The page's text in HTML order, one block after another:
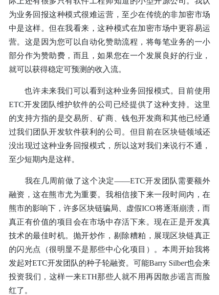
为业务回报这种模式很难运营，至少在传统的非加密市场
中是这样。但在我看来，这种模式在加密市场中更容易运
营。这是因为您可以自动化赞助流程，将每笔业务的一小
部分作为赞助费，而且，如果您在一个发展良好的行业，
就可以获得稳定可预测的收入流。
也许未来我们可以看到这种业务回报模式。目前使用
ETC开发团队维护软件的公司已经提供了这种支持。这里
的支持方指的是交易所、矿商、钱包开发商和其他已经通
过我们团队开发软件获利的公司。但目前在区块链领域还
没出现过这种业务回报模式，所以这对我们来说行不通，
至少短期内是这样。
我在几周前做了这个决定——ETC开发团队需要额外
融资，这在熊市尤为重要。我相信接下来一段时间内，在
熊市的影响下，许多区块链骗局、虚假ICO将逐渐崩溃，而
真正有价值的项目会在市场中存活下来。现在正是开发真
技术的最佳时机。抛开炒作，剔除糟粕，展现区块链真正
的闪光点（很明显不是那些中心化项目）。本周开始我将
发起对ETC开发团队的种子轮融资。可能Barry Silber也会来
投资我们，这样一来ETH那些人就不用再因散步谣言而脸
红了。